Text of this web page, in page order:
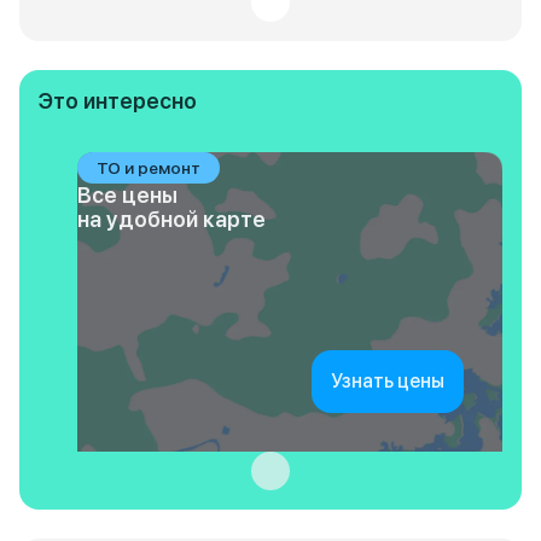
Это интересно
ТО и ремонт
Все цены
на удобной карте
Узнать цены